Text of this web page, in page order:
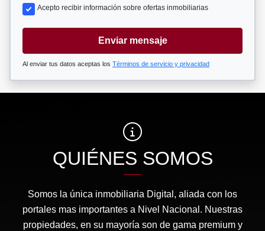
Acepto recibir información sobre ofertas inmobiliarias
Enviar mensaje
Al enviar tus datos aceptas los Términos de servicio y privacidad
QUIÉNES SOMOS
Somos la única inmobiliaria Digital, aliada con los
portales mas importantes a Nivel Nacional. Nuestras
propiedades, en su mayoría son de gama premium y